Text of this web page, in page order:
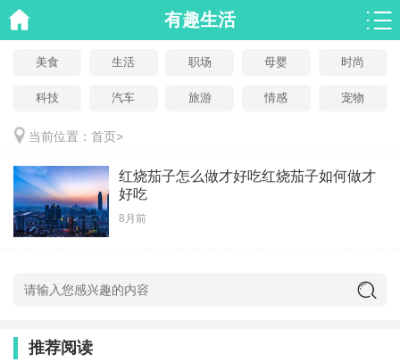
有趣生活
美食 生活 职场 母婴 时尚
科技 汽车 旅游 情感 宠物
当前位置： 首页>
红烧茄子怎么做才好吃红烧茄子如何做才
好吃
8月前
推荐阅读